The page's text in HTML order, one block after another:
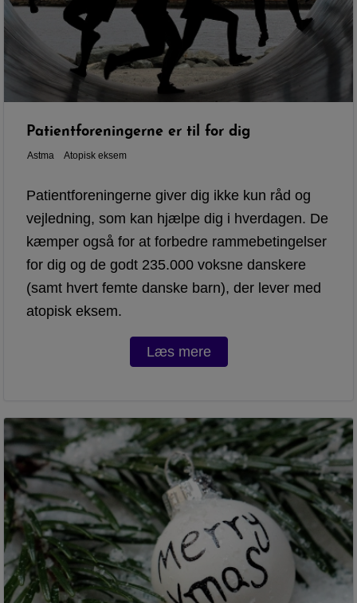
Patientforeningerne er til for dig
Astma Atopisk eksem
Patientforeningerne giver dig ikke kun råd og
vejledning, som kan hjælpe dig i hverdagen. De
kæmper også for at forbedre rammebetingelser
for dig og de godt 235.000 voksne danskere
(samt hvert femte danske barn), der lever med
atopisk eksem.
Læs mere